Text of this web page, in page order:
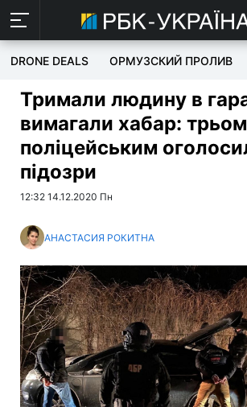
DRONE DEALS ОРМУЗСКИЙ ПРОЛИВ
Тримали людину в
вимагали хабар: трьом
поліцейським
підозри
12:32 14.12.2020 Пн
АНАСТАСИЯ РОКИТНА